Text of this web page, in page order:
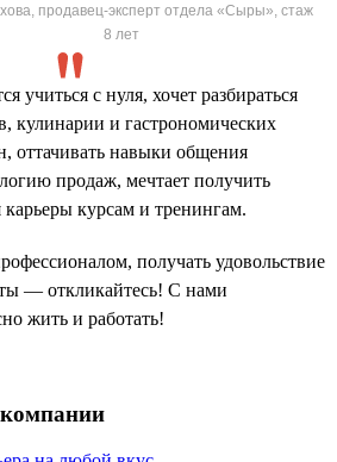
продавец-эксперт отдела «Сыры», стаж
8 лет
учиться с нуля, хочет разбираться
кулинарии и гастрономических
оттачивать навыки общения
продаж, мечтает получить
курсам и тренингам.
получать удовольствие
— откликайтесь! С нами
жить и работать!